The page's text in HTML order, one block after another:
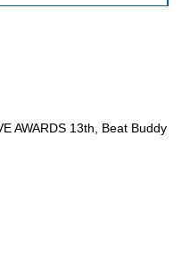
AWARDS 13th, Beat Buddy